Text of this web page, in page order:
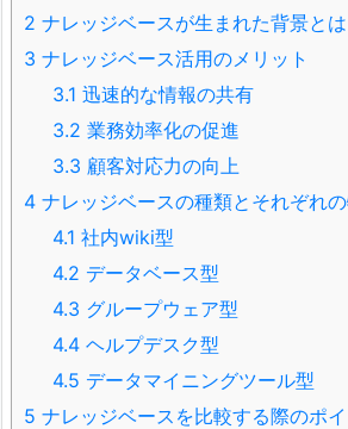
2 ナレッジベースが生まれた背景とは
3 ナレッジベース活用のメリット
3.1 迅速的な情報の共有
3.2 業務効率化の促進
3.3 顧客対応力の向上
4 ナレッジベースの種類とそれぞれ
4.1 社内wiki型
4.2 データベース型
4.3 グループウェア型
4.4 ヘルプデスク型
4.5 データマイニングツール型
5 ナレッジベースを比較する際のポイ